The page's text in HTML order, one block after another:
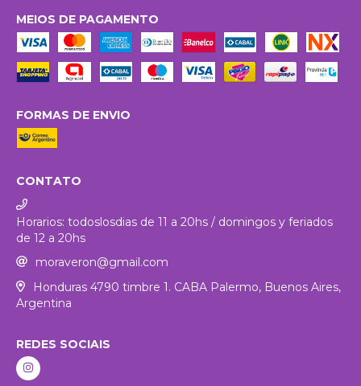
MEIOS DE PAGAMENTO
FORMAS DE ENVIO
CONTATO
Horarios: todoslosdias de 11 a 20hs / domingos y feriados
de 12 a 20hs
moraveron@gmail.com
Honduras 4790 timbre 1. CABA Palermo, Buenos Aires,
Argentina
REDES SOCIAIS